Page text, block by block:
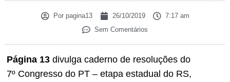
Porpagina13 26/10/2019
7:17 am
Sem Comentários
Página 13 divulga caderno de resoluções do
7º Congresso do PT – etapa estadual do RS,